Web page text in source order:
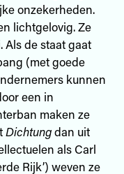
onzekerheden.
lichtgelovig. Ze
Als de staat gaat
(met goede
kunnen
een in
maken ze
Dichtungdan uit
als Carl
Rijk’) weven ze